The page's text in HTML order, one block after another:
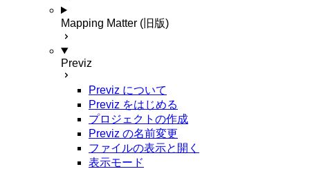
Mapping Matter (旧版)
Previz
Previz について
Previz をはじめる
プロジェクトの作成
Previz の名前変更
ファイルの表示と開く
表示モード